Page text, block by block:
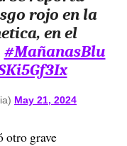
rojo en la
en el
#MañanasBlu
May 21, 2024
otro grave